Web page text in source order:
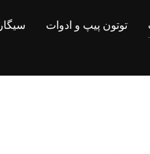
توتون پیپ و ادوات